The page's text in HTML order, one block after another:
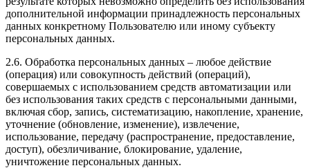
дополнительной информации принадлежность персональных
данных конкретному Пользователю или иному субъекту
персональных данных.
2.6. Обработка персональных данных – любое действие
(операция) или совокупность действий (операций),
совершаемых с использованием средств автоматизации или
без использования таких средств с персональными данными,
включая сбор, запись, систематизацию, накопление, хранение,
уточнение (обновление, изменение), извлечение,
использование, передачу (распространение, предоставление,
доступ), обезличивание, блокирование, удаление,
уничтожение персональных данных.